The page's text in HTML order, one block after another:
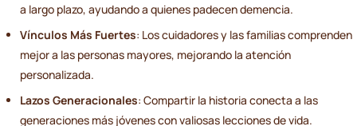
a largo plazo, ayudando a quienes padecen demencia.
Vínculos Más Fuertes: Los cuidadores y las familias comprenden
mejor a las personas mayores, mejorando la atención
personalizada.
Lazos Generacionales: Compartir la historia conecta a las
generaciones más jóvenes con valiosas lecciones de vida.